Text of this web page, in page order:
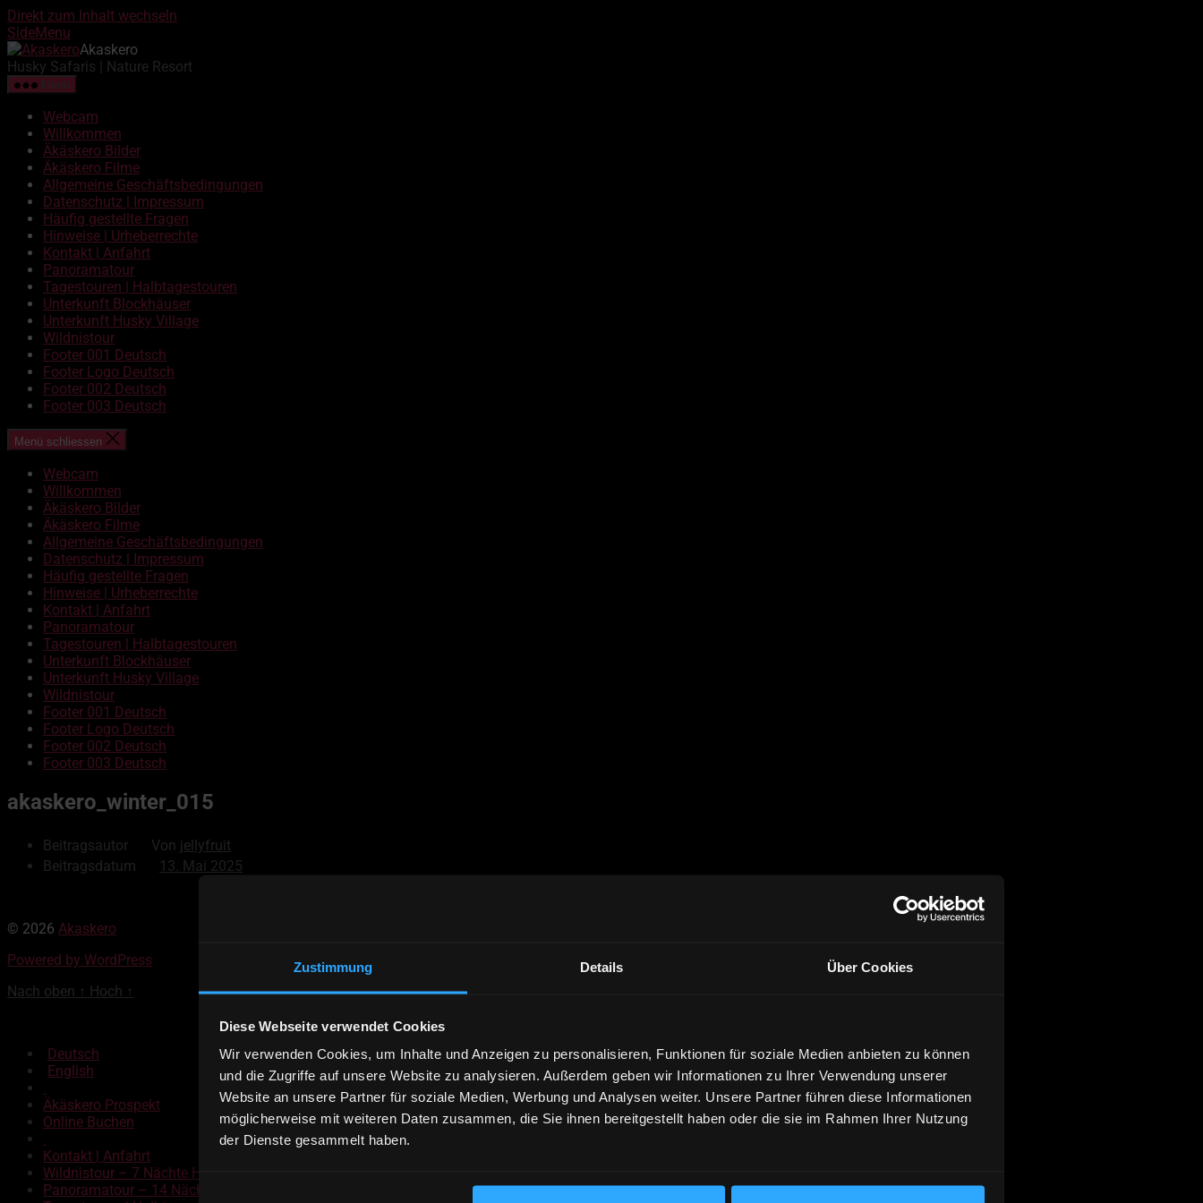
Zustimmung Details Über Cookies
Diese Webseite verwendet Cookies
Wir verwenden Cookies, um Inhalte und Anzeigen zu personalisieren, Funktionen für soziale Medien anbieten zu können
und die Zugriffe auf unsere Website zu analysieren. Außerdem geben wir Informationen zu Ihrer Verwendung unserer
Website an unsere Partner für soziale Medien, Werbung und Analysen weiter. Unsere Partner führen diese Informationen
möglicherweise mit weiteren Daten zusammen, die Sie ihnen bereitgestellt haben oder die sie im Rahmen Ihrer Nutzung
der Dienste gesammelt haben.
Direkt zum Inhalt wechseln
SideMenu
Akaskero
Husky Safaris | Nature Resort
Webcam
Willkommen
Äkäskero Bilder
Äkäskero Filme
Allgemeine Geschäftsbedingungen
Datenschutz | Impressum
Häufig gestellte Fragen
Hinweise | Urheberrechte
Kontakt | Anfahrt
Panoramatour
Tagestouren | Halbtagestouren
Unterkunft Blockhäuser
Unterkunft Husky Village
Wildnistour
Footer 001 Deutsch
Footer Logo Deutsch
Footer 002 Deutsch
Footer 003 Deutsch
Menü schliessen
Webcam
Willkommen
Äkäskero Bilder
Äkäskero Filme
Allgemeine Geschäftsbedingungen
Datenschutz | Impressum
Häufig gestellte Fragen
Hinweise | Urheberrechte
Kontakt | Anfahrt
Panoramatour
Tagestouren | Halbtagestouren
Unterkunft Blockhäuser
Unterkunft Husky Village
Wildnistour
Footer 001 Deutsch
Footer Logo Deutsch
Footer 002 Deutsch
Footer 003 Deutsch
akaskero_winter_015
Beitragsautor Von jellyfruit
Beitragsdatum
13. Mai 2025
© 2026 Akaskero
Powered by WordPress
Nach oben ↑ Hoch ↑
Deutsch
English
Äkäskero Prospekt
Online Buchen
Kontakt | Anfahrt
Wildnistour – 7 Nächte Hundeschlittentour
Panoramatour – 14 Nächte Hundeschlittentour